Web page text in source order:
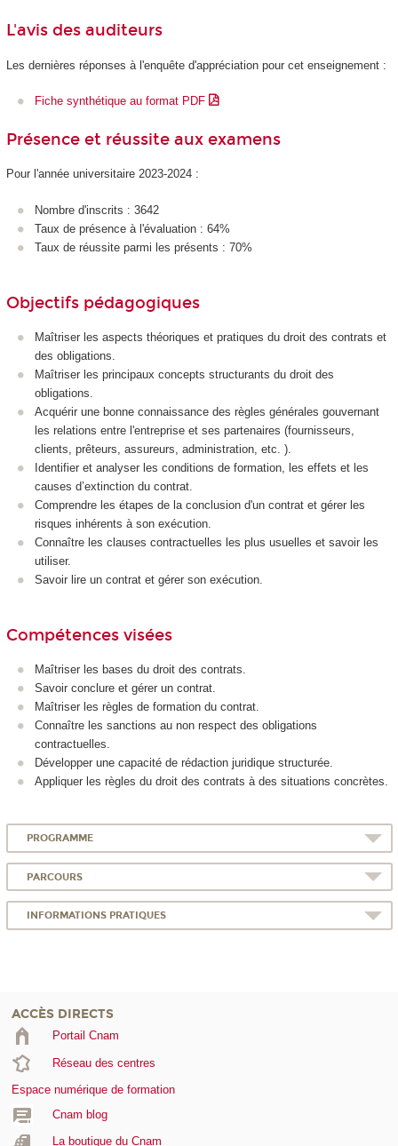
L'avis des auditeurs
Les dernières réponses à l'enquête d'appréciation pour cet enseignement :
Fiche synthétique au format PDF
Présence et réussite aux examens
Pour l'année universitaire 2023-2024 :
Nombre d'inscrits : 3642
Taux de présence à l'évaluation : 64%
Taux de réussite parmi les présents : 70%
Objectifs pédagogiques
Maîtriser les aspects théoriques et pratiques du droit des contrats et
des obligations.
Maîtriser les principaux concepts structurants du droit des
obligations.
Acquérir une bonne connaissance des règles générales gouvernant
les relations entre l'entreprise et ses partenaires (fournisseurs,
clients, prêteurs, assureurs, administration, etc. ).
Identifier et analyser les conditions de formation, les effets et les
causes d’extinction du contrat.
Comprendre les étapes de la conclusion d'un contrat et gérer les
risques inhérents à son exécution.
Connaître les clauses contractuelles les plus usuelles et savoir les
utiliser.
Savoir lire un contrat et gérer son exécution.
Compétences visées
Maîtriser les bases du droit des contrats.
Savoir conclure et gérer un contrat.
Maîtriser les règles de formation du contrat.
Connaître les sanctions au non respect des obligations
contractuelles.
Développer une capacité de rédaction juridique structurée.
Appliquer les règles du droit des contrats à des situations concrètes.
PROGRAMME
PARCOURS
INFORMATIONS PRATIQUES
ACCÈS DIRECTS
Portail Cnam
Réseau des centres
Espace numérique de formation
Cnam blog
La boutique du Cnam